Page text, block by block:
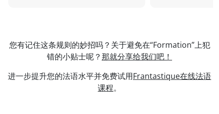
您有记住这条规则的妙招吗？关于避免在“Formation”上犯
错的小贴士呢？那就分享给我们吧！
进一步提升您的法语水平并免费试用Frantastique在线法语
课程。